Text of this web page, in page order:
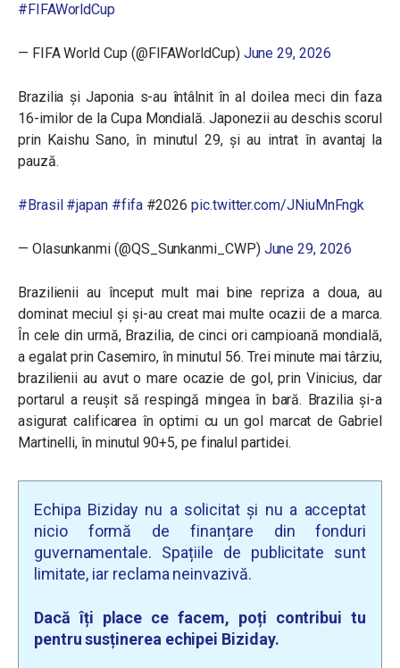
#FIFAWorldCup
— FIFA World Cup (@FIFAWorldCup) June 29, 2026
Brazilia și Japonia s-au întâlnit în al doilea meci din faza
16-imilor de la Cupa Mondială. Japonezii au deschis scorul
prin Kaishu Sano, în minutul 29, și au intrat în avantaj la
pauză.
#Brasil #japan #fifa#2026pic.twitter.com/JNiuMnFngk
— Olasunkanmi (@QS_Sunkanmi_CWP) June 29, 2026
Brazilienii au început mult mai bine repriza a doua, au
dominat meciul și și-au creat mai multe ocazii de a marca.
În cele din urmă, Brazilia, de cinci ori campioană mondială,
a egalat prin Casemiro, în minutul 56. Trei minute mai târziu,
brazilienii au avut o mare ocazie de gol, prin Vinicius, dar
portarul a reușit să respingă mingea în bară. Brazilia și-a
asigurat calificarea în optimi cu un gol marcat de Gabriel
Martinelli, în minutul 90+5, pe finalul partidei.
Echipa Biziday nu a solicitat și nu a acceptat
nicio formă de finanțare din fonduri
guvernamentale. Spațiile de publicitate sunt
limitate, iar reclama neinvazivă.
Dacă îți place ce facem, poți contribui tu
pentru susținerea echipei Biziday.